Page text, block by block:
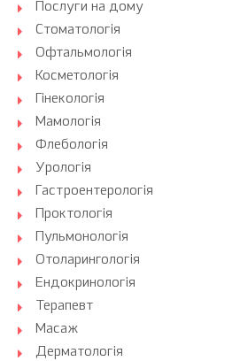
Послуги на дому
Стоматологія
Офтальмологія
Косметологія
Гінекологія
Мамологія
Флебологія
Урологія
Гастроентерологія
Проктологія
Пульмонологія
Отоларингологія
Ендокринологія
Терапевт
Масаж
Дерматологія